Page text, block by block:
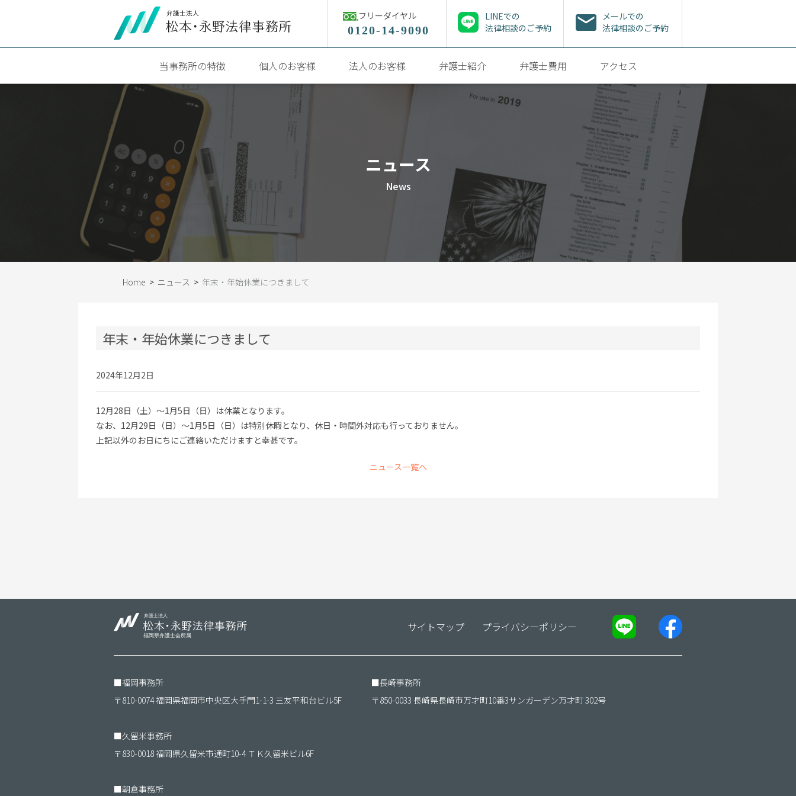
フリーダイヤル
0120-14-9090
LINEでの
法律相談のご予約
メールでの
法律相談のご予約
当事務所の特徴 個人のお客様 法人のお客様 弁護士紹介 弁護士費用 アクセス
ニュース
News
Home > ニュース > 年末・年始休業につきまして
年末・年始休業につきまして
2024年12月2日
12月28日（土）～1月5日（日）は休業となります。
なお、12月29日（日）～1月5日（日）は特別休暇となり、休日・時間外対応も行っておりません。
上記以外のお日にちにご連絡いただけますと幸甚です。
ニュース一覧へ
サイトマップ プライバシーポリシー
■福岡事務所
〒810-0074 福岡県福岡市中央区大手門1-1-3 三友平和台ビル5F
■久留米事務所
〒830-0018 福岡県久留米市通町10-4 ＴＫ久留米ビル6F
■朝倉事務所
■長崎事務所
〒850-0033 長崎県長崎市万才町10番3サンガーデン万才町 302号